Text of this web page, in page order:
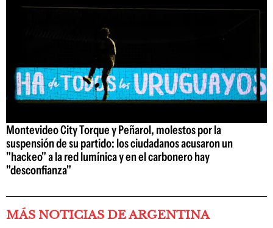
Montevideo City Torque y Peñarol, molestos por la
suspensión de su partido: los ciudadanos acusaron un
"hackeo" a la red lumínica y en el carbonero hay
"desconfianza"
MÁS NOTICIAS DE ARGENTINA